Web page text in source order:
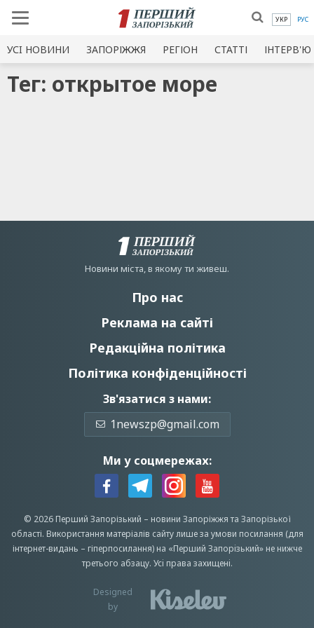
УКР РУС
УСI НОВИНИ ЗАПОРІЖЖЯ РЕГІОН СТАТТІ ІНТЕРВ'Ю
Тег: открытое море
Новини мiста, в якому ти живеш.
Про нас
Реклама на сайті
Редакційна політика
Політика конфіденційності
Зв'язатися з нами:
1newszp@gmail.com
Ми у соцмережах:
© 2026 Перший Запорізький – новини Запоріжжята Запорізької
області. Використання матеріалів сайту лише за умови посилання (для
інтернет-видань – гіперпосилання) на «Перший Запорiзький» не нижче
третього абзацу. Усi права захищенi.
Designed
by